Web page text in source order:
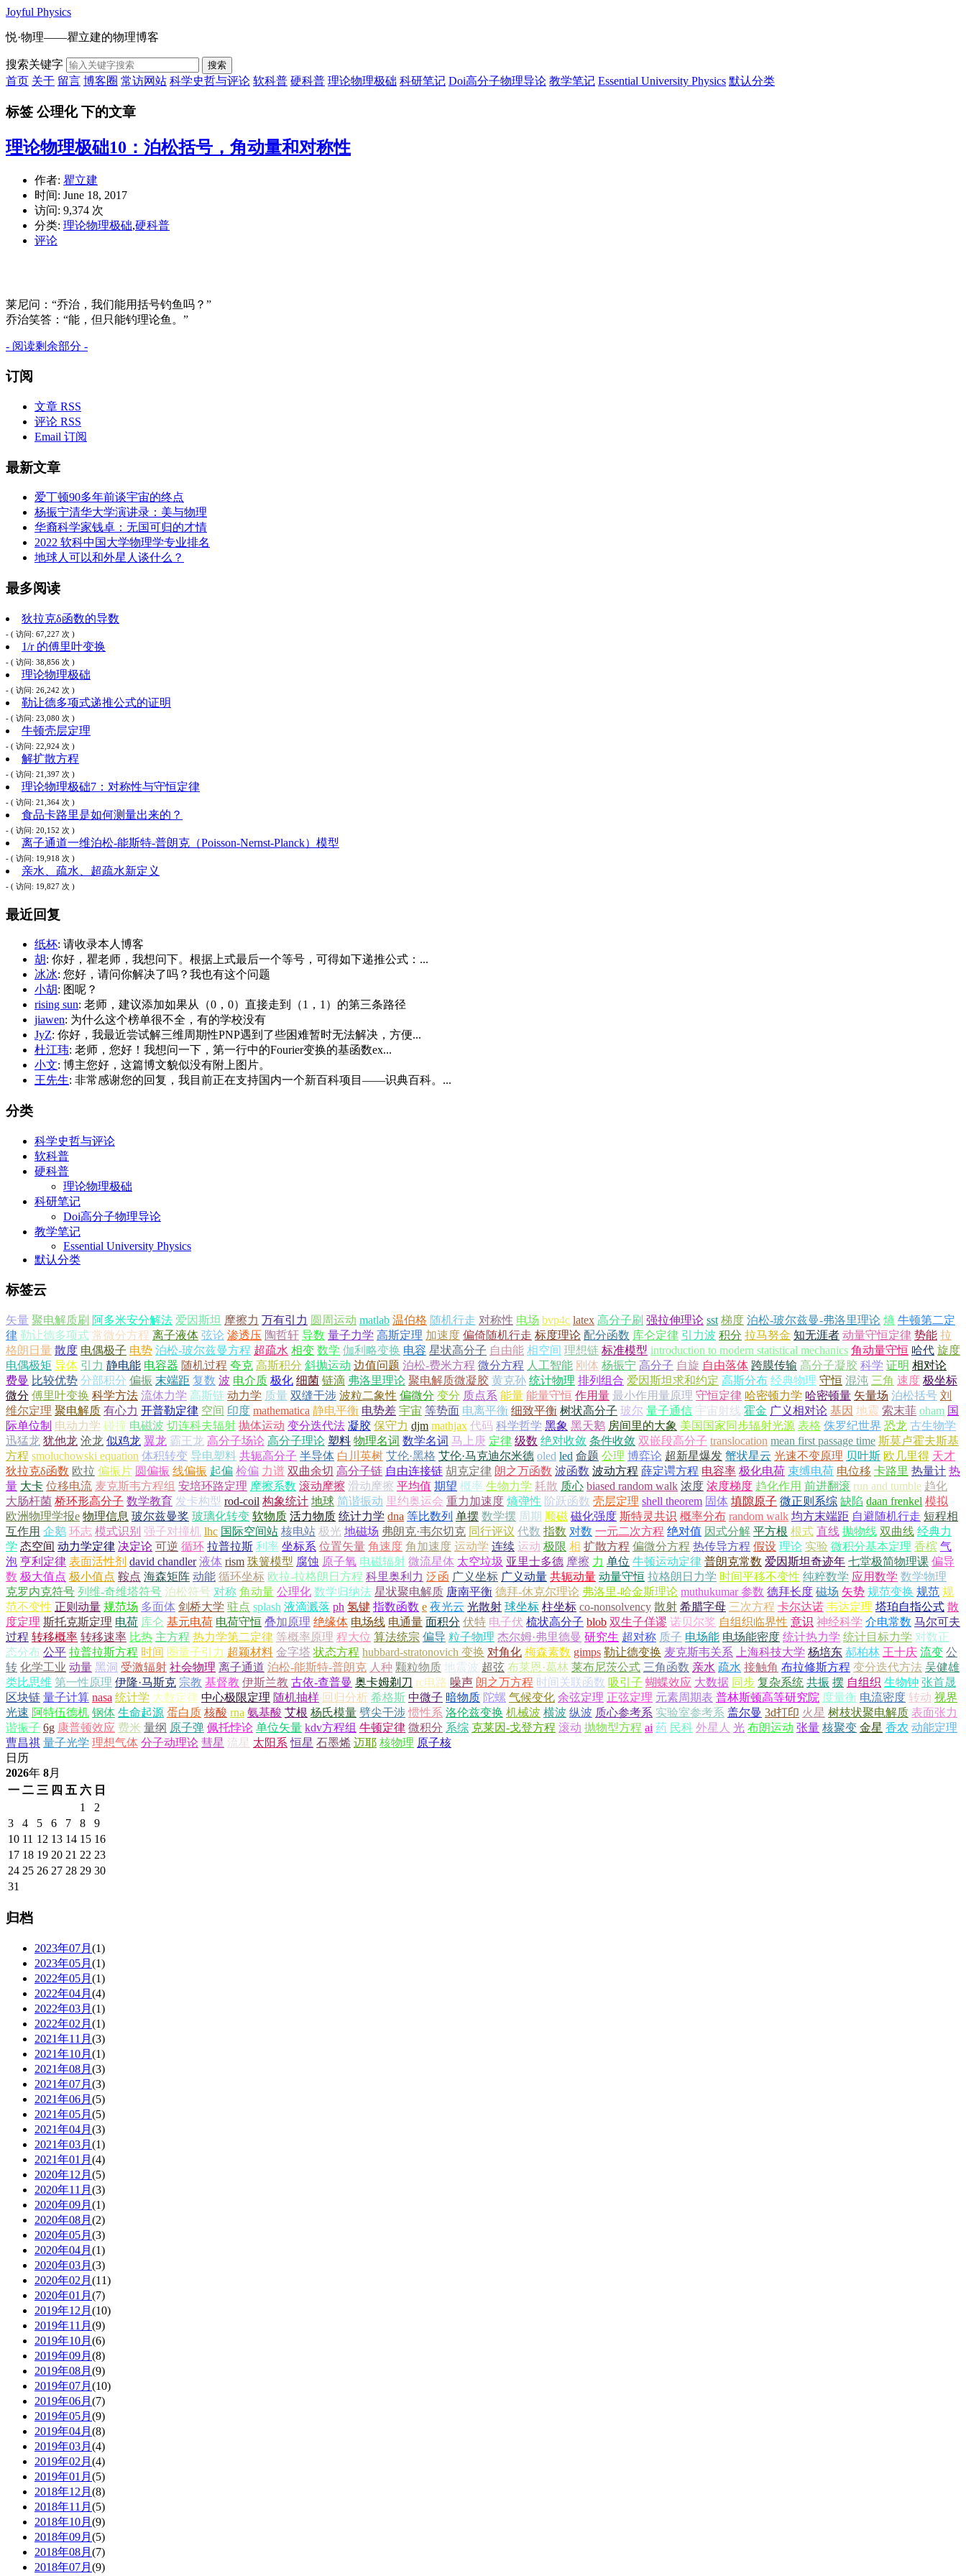
Joyful Physics
悦·物理——瞿立建的物理博客
搜索关键字 搜索
首页 关于 留言 博客圈 常访网站 科学史哲与评论 软科普 硬科普 理论物理极础 科研笔记 Doi高分子物理导论 教学笔记 Essential University Physics 默认分类
标签 公理化 下的文章
理论物理极础10：泊松括号，角动量和对称性
作者: 瞿立建
时间: June 18, 2017
访问: 9,374 次
分类: 理论物理极础,硬科普
评论
莱尼问：“乔治，我们能用括号钓鱼吗？”
乔治笑答：“能，但只能钓理论鱼。”
- 阅读剩余部分 -
订阅
文章 RSS
评论 RSS
Email 订阅
最新文章
爱丁顿90多年前谈宇宙的终点
杨振宁清华大学演讲录：美与物理
华裔科学家钱卓：无国可归的才情
2022 软科中国大学物理学专业排名
地球人可以和外星人谈什么？
最多阅读
狄拉克δ函数的导数
- ( 访问: 67,227 次 )
1/r 的傅里叶变换
- ( 访问: 38,856 次 )
理论物理极础
- ( 访问: 26,242 次 )
勒让德多项式递推公式的证明
- ( 访问: 23,080 次 )
牛顿壳层定理
- ( 访问: 22,924 次 )
解扩散方程
- ( 访问: 21,397 次 )
理论物理极础7：对称性与守恒定律
- ( 访问: 21,364 次 )
食品卡路里是如何测量出来的？
- ( 访问: 20,152 次 )
离子通道一维泊松-能斯特-普朗克（Poisson-Nernst-Planck）模型
- ( 访问: 19,918 次 )
亲水、疏水、超疏水新定义
- ( 访问: 19,827 次 )
最近回复
纸杯: 请收录本人博客
胡: 你好，瞿老师，我想问下。根据上式最后一个等号，可得如下递推公式：...
冰冰: 您好，请问你解决了吗？我也有这个问题
小胡: 图呢？
rising sun: 老师，建议添加如果从（0，0）直接走到（1，1）的第三条路径
jiawen: 为什么这个榜单很不全，有的学校没有
JyZ: 你好，我最近尝试解三维周期性PNP遇到了些困难暂时无法解决，方便...
杜江玮: 老师，您好！我想问一下，第一行中的Fourier变换的基函数ex...
小文: 博主您好，这篇博文貌似没有附上图片。
王先生: 非常感谢您的回复，我目前正在支持国内一个新百科项目——识典百科。...
分类
科学史哲与评论
软科普
硬科普
理论物理极础
科研笔记
Doi高分子物理导论
教学笔记
Essential University Physics
默认分类
标签云
矢量 聚电解质刷 阿多米安分解法 爱因斯坦 摩擦力 万有引力 圆周运动 matlab 温伯格 随机行走 对称性 电场 bvp4c latex 高分子刷 强拉伸理论 sst 梯度 泊松-玻尔兹曼-弗洛里理论 熵 牛顿第二定
律 勒让德多项式 常微分方程 离子液体 弦论 渗透压 陶哲轩 导数 量子力学 高斯定理 加速度 偏倚随机行走 标度理论 配分函数 库仑定律 引力波 积分 拉马努金 知无涯者 动量守恒定律 势能 拉
格朗日量 散度 电偶极子 电势 泊松-玻尔兹曼方程 超疏水 相变 数学 伽利略变换 电容 星状高分子 自由能 相空间 理想链 标准模型 introduction to modern statistical mechanics 角动量守恒 哈代 旋度
电偶极矩 导体 引力 静电能 电容器 随机过程 夸克 高斯积分 斜抛运动 边值问题 泊松-费米方程 微分方程 人工智能 刚体 杨振宁 高分子 自旋 自由落体 跨膜传输 高分子凝胶 科学 证明 相对论
费曼 比较优势 分部积分 偏振 末端距 复数 波 电介质 极化 细菌 链滴 弗洛里理论 聚电解质微凝胶 黄克孙 统计物理 排列组合 爱因斯坦求和约定 高斯分布 经典物理 守恒 混沌 三角 速度 极坐标
微分 傅里叶变换 科学方法 流体力学 高斯链 动力学 质量 双缝干涉 波粒二象性 偏微分 变分 质点系 能量 能量守恒 作用量 最小作用量原理 守恒定律 哈密顿力学 哈密顿量 矢量场 泊松括号 刘
维尔定理 聚电解质 有心力 开普勒定律 空间 印度 mathematica 静电平衡 电势差 宇宙 等势面 电离平衡 细致平衡 树状高分子 玻尔 量子通信 宇宙射线 霍金 广义相对论 基因 地震 索末菲 oham 国
际单位制 电动力学 碰撞 电磁波 切连科夫辐射 抛体运动 变分迭代法 凝胶 保守力 djm mathjax 代码 科学哲学 黑象 黑天鹅 房间里的大象 美国国家同步辐射光源 表格 侏罗纪世界 恐龙 古生物学
迅猛龙 犹他龙 沧龙 似鸡龙 翼龙 霸王龙 高分子场论 高分子理论 塑料 物理名词 数学名词 马上庚 定律 级数 绝对收敛 条件收敛 双嵌段高分子 translocation mean first passage time 斯莫卢霍夫斯基
方程 smoluchowski equation 体积转变 导电塑料 共轭高分子 半导体 白川英树 艾伦·黑格 艾伦·马克迪尔米德 oled led 命题 公理 博弈论 超新星爆发 蟹状星云 光速不变原理 贝叶斯 欧几里得 天才
狄拉克δ函数 欧拉 偏振片 圆偏振 线偏振 起偏 检偏 力谱 双曲余切 高分子链 自由连接链 胡克定律 朗之万函数 波函数 波动方程 薛定谔方程 电容率 极化电荷 束缚电荷 电位移 卡路里 热量计 热
量 大卡 位移电流 麦克斯韦方程组 安培环路定理 摩擦系数 滚动摩擦 滑动摩擦 平均值 期望 概率 生物力学 耗散 质心 biased random walk 浓度 浓度梯度 趋化作用 前进翻滚 run and tumble 趋化
大肠杆菌 桥环形高分子 数学教育 发卡构型 rod-coil 构象统计 地球 简谐振动 里约奥运会 重力加速度 熵弹性 阶跃函数 壳层定理 shell theorem 固体 填隙原子 微正则系综 缺陷 daan frenkel 模拟
欧洲物理学报e 物理信息 玻尔兹曼奖 玻璃化转变 软物质 活力物质 统计力学 dna 等比数列 单摆 数学摆 周期 顺磁 磁化强度 斯特灵共识 概率分布 random walk 均方末端距 自避随机行走 短程相
互作用 企鹅 环志 模式识别 强子对撞机 lhc 国际空间站 核电站 极光 地磁场 弗朗克·韦尔切克 同行评议 代数 指数 对数 一元二次方程 绝对值 因式分解 平方根 根式 直线 抛物线 双曲线 经典力
学 态空间 动力学定律 决定论 可逆 循环 拉普拉斯 利率 坐标系 位置矢量 角速度 角加速度 运动学 连续 运动 极限 相 扩散方程 偏微分方程 热传导方程 假设 理论 实验 微积分基本定理 香槟 气
泡 亨利定律 表面活性剂 david chandler 液体 rism 珠簧模型 腐蚀 原子氧 电磁辐射 微流星体 太空垃圾 亚里士多德 摩擦 力 单位 牛顿运动定律 普朗克常数 爱因斯坦奇迹年 七堂极简物理课 偏导
数 极大值点 极小值点 鞍点 海森矩阵 动能 循环坐标 欧拉-拉格朗日方程 科里奥利力 泛函 广义坐标 广义动量 共轭动量 动量守恒 拉格朗日力学 时间平移不变性 纯粹数学 应用数学 数学物理
克罗内克符号 列维-奇维塔符号 泊松符号 对称 角动量 公理化 数学归纳法 星状聚电解质 唐南平衡 德拜-休克尔理论 弗洛里-哈金斯理论 muthukumar 参数 德拜长度 磁场 矢势 规范变换 规范 规
范不变性 正则动量 规范场 多面体 剑桥大学 驻点 splash 液滴溅落 ph 氢键 指数函数 e 夜光云 光散射 球坐标 柱坐标 co-nonsolvency 散射 希腊字母 三次方程 卡尔达诺 韦达定理 塔珀自指公式 散
度定理 斯托克斯定理 电荷 库仑 基元电荷 电荷守恒 叠加原理 绝缘体 电场线 电通量 面积分 伏特 电子伏 梳状高分子 blob 双生子佯谬 诺贝尔奖 自组织临界性 意识 神经科学 介电常数 马尔可夫
过程 转移概率 转移速率 比热 主方程 热力学第二定律 等概率原理 程大位 算法统宗 偏导 粒子物理 杰尔姆·弗里德曼 研究生 超对称 质子 电场能 电场能密度 统计热力学 统计目标力学 对数正
态分布 公平 拉普拉斯方程 时间 圈量子引力 超颖材料 金字塔 状态方程 hubbard-stratonovich 变换 对角化 梅森素数 gimps 勒让德变换 麦克斯韦关系 上海科技大学 杨培东 郝柏林 王十庆 流变 公
转 化学工业 动量 黑洞 受激辐射 社会物理 离子通道 泊松-能斯特-普朗克 人种 颗粒物质 地震波 超弦 布莱恩·葛林 莱布尼茨公式 三角函数 亲水 疏水 接触角 布拉修斯方程 变分迭代方法 吴健雄
类比思维 第一性原理 伊隆·马斯克 宗教 基督教 伊斯兰教 古依-查普曼 奥卡姆剃刀 rc电路 噪声 朗之万方程 时间关联函数 吸引子 蝴蝶效应 大数据 同步 复杂系统 共振 摆 自组织 生物钟 张首晟
区块链 量子计算 nasa 统计学 大数定律 中心极限定理 随机抽样 回归分析 希格斯 中微子 暗物质 陀螺 气候变化 余弦定理 正弦定理 元素周期表 普林斯顿高等研究院 度量衡 电流密度 转动 视界
光速 阿特伍德机 钢体 生命起源 蛋白质 核酸 rna 氨基酸 艾根 杨氏模量 劈尖干涉 惯性系 洛伦兹变换 机械波 横波 纵波 质心参考系 实验室参考系 盖尔曼 3d打印 火星 树枝状聚电解质 表面张力
谐振子 6g 康普顿效应 费米 量纲 原子弹 佩托悖论 单位矢量 kdv方程组 牛顿定律 微积分 系综 克莱因-戈登方程 滚动 抛物型方程 ai 药 民科 外星人 光 布朗运动 张量 核聚变 金星 香农 动能定理
曹昌祺 量子光学 理想气体 分子动理论 彗星 流星 太阳系 恒星 石墨烯 迈耶 核物理 原子核
日历
2026年 8月
一 二 三 四 五 六 日
1
2
3
4 5 6 7 8
9
10 11 12 13 14 15 16
17 18 19 20 21 22 23
24 25 26 27 28 29 30
31
归档
2023年07月 (1)
2023年05月 (1)
2022年05月 (1)
2022年04月 (4)
2022年03月 (1)
2022年02月 (1)
2021年11月 (3)
2021年10月 (1)
2021年08月 (3)
2021年07月 (3)
2021年06月 (5)
2021年05月 (5)
2021年04月 (3)
2021年03月 (1)
2021年01月 (4)
2020年12月 (5)
2020年11月 (3)
2020年09月 (1)
2020年08月 (2)
2020年05月 (3)
2020年04月 (1)
2020年03月 (3)
2020年02月 (11)
2020年01月 (7)
2019年12月 (10)
2019年11月 (9)
2019年10月 (6)
2019年09月 (8)
2019年08月 (9)
2019年07月 (10)
2019年06月 (7)
2019年05月 (9)
2019年04月 (8)
2019年03月 (4)
2019年02月 (4)
2019年01月 (5)
2018年12月 (8)
2018年11月 (5)
2018年10月 (9)
2018年09月 (5)
2018年08月 (7)
2018年07月 (9)